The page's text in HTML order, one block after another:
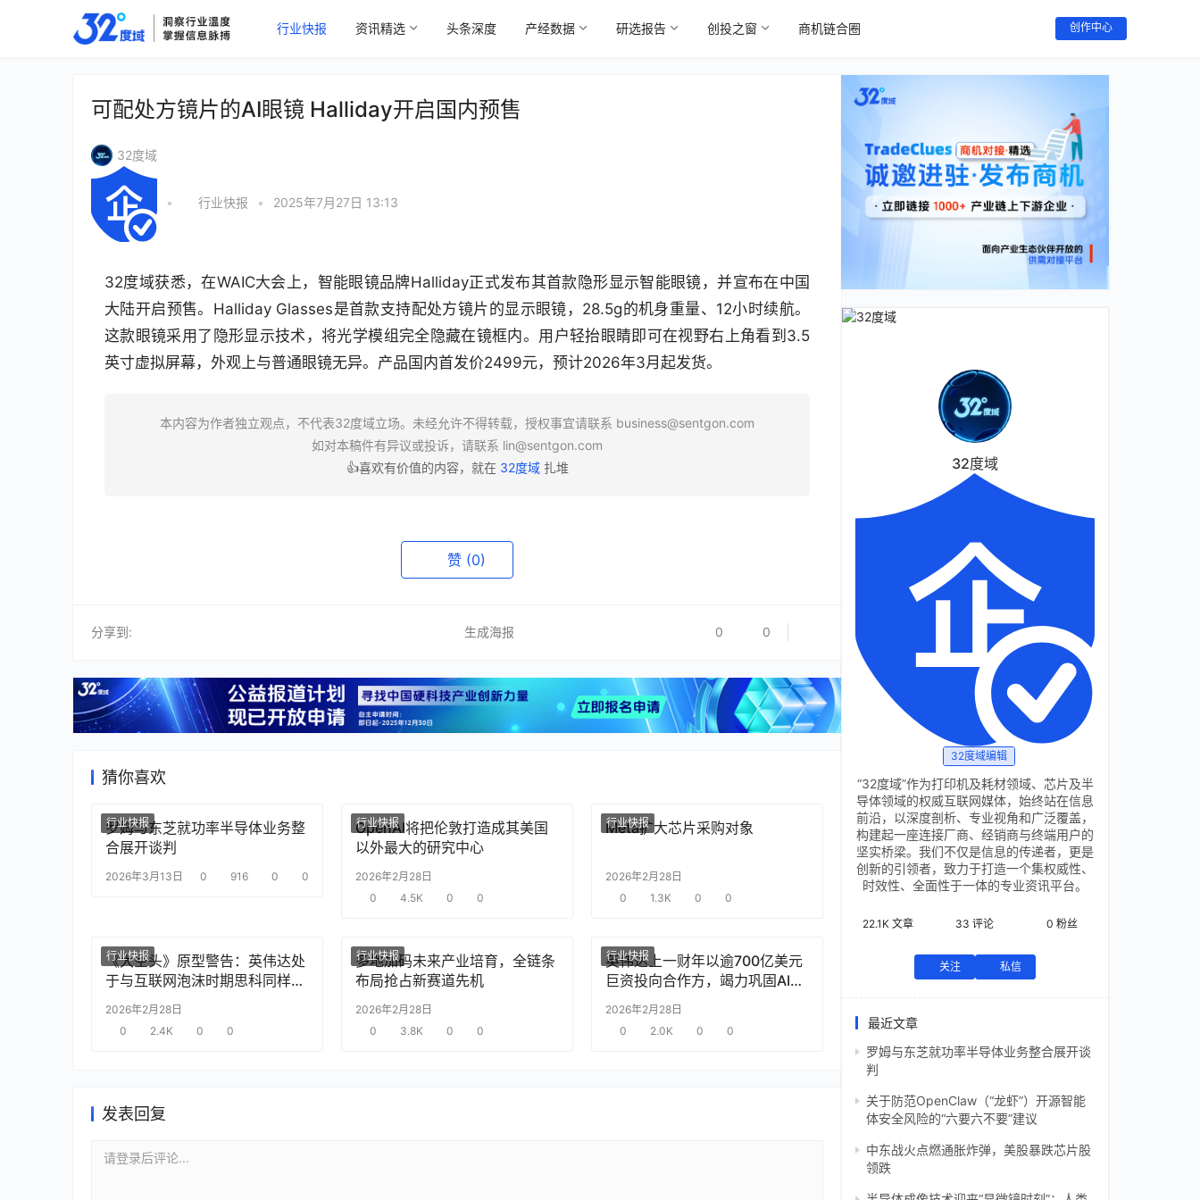
行业快报 资讯精选 头条深度 产经数据 研选报告 创投之窗 商机链合圈 创作中心
可配处方镜片的AI眼镜 Halliday开启国内预售
32度域
• 行业快报 • 2025年7月27日 13:13
32度域获悉，在WAIC大会上，智能眼镜品牌Halliday正式发布其首款隐形显示智能眼镜，并宣布在中国
大陆开启预售。Halliday Glasses是首款支持配处方镜片的显示眼镜，28.5g的机身重量、12小时续航。
这款眼镜采用了隐形显示技术，将光学模组完全隐藏在镜框内。用户轻抬眼睛即可在视野右上角看到3.5
英寸虚拟屏幕，外观上与普通眼镜无异。产品国内首发价2499元，预计2026年3月起发货。
本内容为作者独立观点，不代表32度域立场。未经允许不得转载，授权事宜请联系 business@sentgon.com
如对本稿件有异议或投诉，请联系 lin@sentgon.com
👍喜欢有价值的内容，就在 32度域扎堆
赞 (0)
分享到: 生成海报 0 0
猜你喜欢
行业快报
罗姆与东芝就功率半导体业务整
合展开谈判
2026年3月13日 0 916 0 0
行业快报
OpenAI将把伦敦打造成其美国
以外最大的研究中心
2026年2月28日
0
4.5K 0 0
行业快报
Meta扩大芯片采购对象
2026年2月28日
0
1.3K 0 0
行业快报
《大空头》原型警告：英伟达处
于与互联网泡沫时期思科同样的
“危险境地”
2026年2月28日
0
2.4K 0 0
行业快报
多地加码未来产业培育，全链条
布局抢占新赛道先机
2026年2月28日
0
3.8K 0 0
行业快报
英伟达上一财年以逾700亿美元
巨资投向合作方，竭力巩固AI芯
片需求
2026年2月28日
0
2.0K 0 0
发表回复
请登录后评论...
32度域
32度域编辑
“32度域”作为打印机及耗材领域、芯片及半
导体领域的权威互联网媒体，始终站在信息
前沿，以深度剖析、专业视角和广泛覆盖，
构建起一座连接厂商、经销商与终端用户的
坚实桥梁。我们不仅是信息的传递者，更是
创新的引领者，致力于打造一个集权威性、
时效性、全面性于一体的专业资讯平台。
22.1K 文章 33 评论 0 粉丝
关注 私信
最近文章
罗姆与东芝就功率半导体业务整合展开谈
判
关于防范OpenClaw（“龙虾”）开源智能
体安全风险的“六要六不要”建议
中东战火点燃通胀炸弹，美股暴跌芯片股
领跌